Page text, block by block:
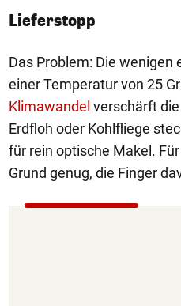
Lieferstopp
Das Problem: Die
einer Temperatur von 25
Klimawandel verschärft
Erdfloh oder Kohlfliege
für rein optische Makel.
Grund genug, die Finger